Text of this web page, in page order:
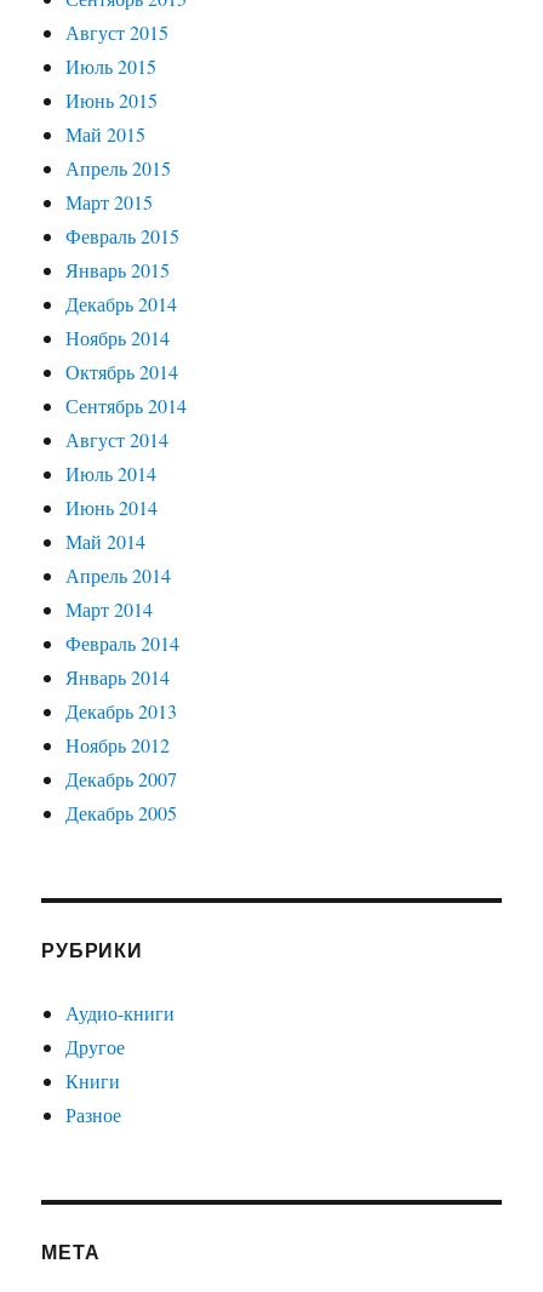
Август 2015
Июль 2015
Июнь 2015
Май 2015
Апрель 2015
Март 2015
Февраль 2015
Январь 2015
Декабрь 2014
Ноябрь 2014
Октябрь 2014
Сентябрь 2014
Август 2014
Июль 2014
Июнь 2014
Май 2014
Апрель 2014
Март 2014
Февраль 2014
Январь 2014
Декабрь 2013
Ноябрь 2012
Декабрь 2007
Декабрь 2005
РУБРИКИ
Аудио-книги
Другое
Книги
Разное
МЕТА